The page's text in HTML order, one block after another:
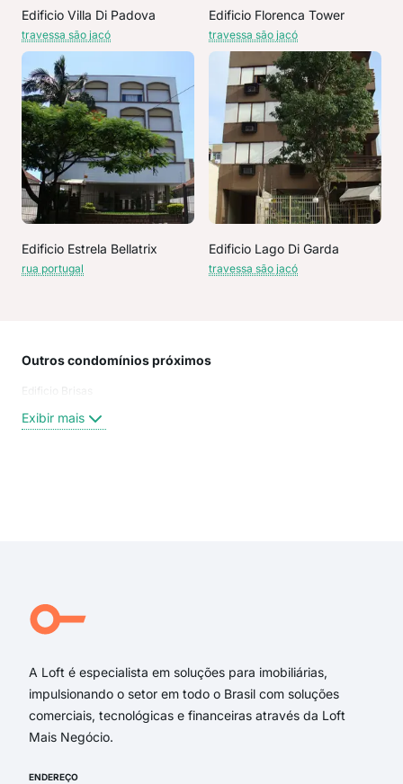
Edificio Villa Di Padova
travessa são jacó
Edificio Florenca Tower
travessa são jacó
Edificio Estrela Bellatrix
rua portugal
Edificio Lago Di Garda
travessa são jacó
Outros condomínios próximos
Edificio Brisas
Exibir mais
A Loft é especialista em soluções para imobiliárias,
impulsionando o setor em todo o Brasil com soluções
comerciais, tecnológicas e financeiras através da Loft
Mais Negócio.
ENDEREÇO